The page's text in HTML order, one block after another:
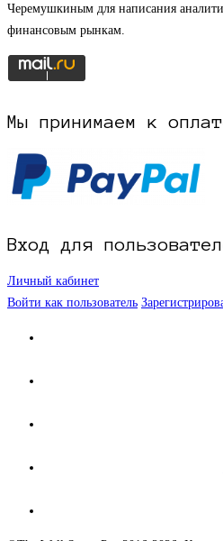
Черемушкиным для написания
финансовым рынкам.
Мы принимаем к
Вход для
Личный кабинет
Войти как пользователь